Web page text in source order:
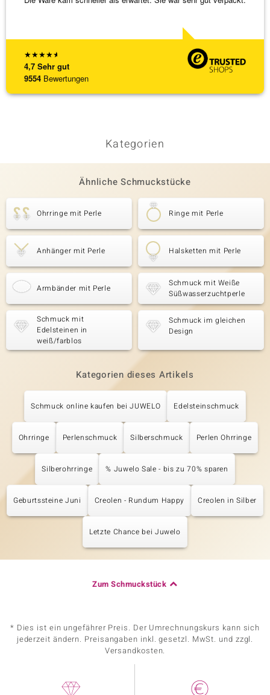
★★★★★
4,7 Sehr gut
9554 Bewertungen
Kategorien
Ähnliche Schmuckstücke
Ohrringe mit Perle Ringe mit Perle
Anhänger mit Perle Halsketten mit Perle
Armbänder mit Perle
Schmuck mit Weiße
Süßwasserzuchtperle
Schmuck mit
Edelsteinen in
weiß/farblos
Schmuck im gleichen
Design
Kategorien dieses Artikels
Schmuck online kaufen bei JUWELO Edelsteinschmuck
Ohrringe Perlenschmuck Silberschmuck Perlen Ohrringe
Silberohrringe % Juwelo Sale - bis zu 70% sparen
Geburtssteine Juni Creolen - Rundum Happy Creolen in Silber
Letzte Chance bei Juwelo
Zum Schmuckstück
* Dies ist ein ungefährer Preis. Der Umrechnungskurs kann sich
jederzeit ändern. Preisangaben inkl. gesetzl. MwSt. und zzgl.
Versandkosten.